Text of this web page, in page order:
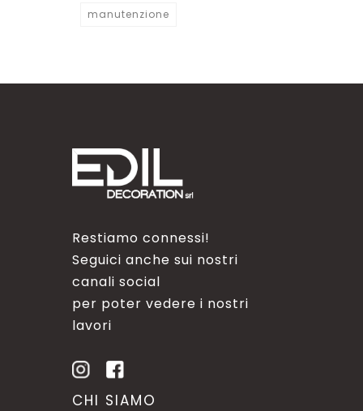
manutenzione
Restiamo connessi!
Seguici anche sui nostri
canali social
per poter vedere i nostri
lavori
CHI SIAMO